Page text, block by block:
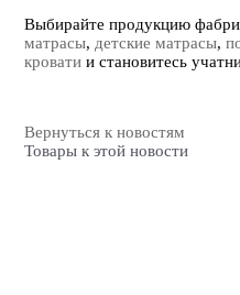
Выбирайте продукцию
матрасы, детские матрасы,
кровати и становитесь
Вернуться к новостям
Товары к этой новости